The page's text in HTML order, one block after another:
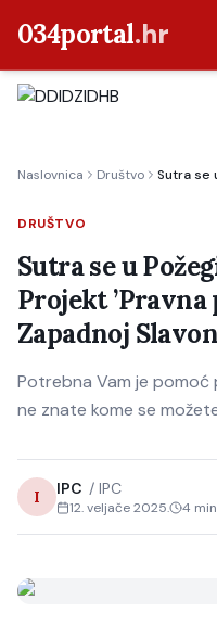
034portal.hr
Crna kronika
Poljoprivreda
Politika
Gospodarstvo
Život
Kultura
Sport
Naslovnica Društvo Sutra se
DRUŠTVO
Sutra se u
Projekt
Zapadnoj
Potrebna Vam je pomoć
ne znate kome se
I IPC / IPC
12. veljače 2025. 4